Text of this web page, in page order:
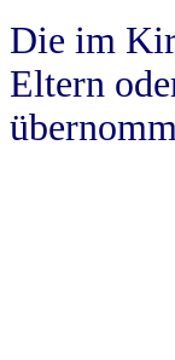
Die im
Eltern